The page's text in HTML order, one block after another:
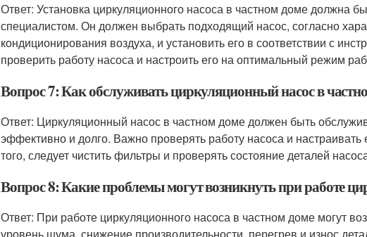
Ответ: Установка циркуляционного насоса в частном доме должна
специалистом. Он должен выбрать подходящий насос, согласно
кондиционирования воздуха, и установить его в соответствии с
проверить работу насоса и настроить его на оптимальный режим
Вопрос 7: Как обслуживать циркуляционный насос в
Ответ: Циркуляционный насос в частном доме должен быть
эффективно и долго. Важно проверять работу насоса и
того, следует чистить фильтры и проверять состояние деталей
Вопрос 8: Какие проблемы могут возникнуть при работе
Ответ: При работе циркуляционного насоса в частном доме могут